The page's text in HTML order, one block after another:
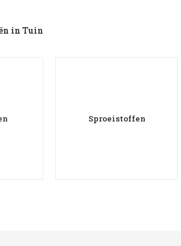
in Tuin
Sproeistoffen